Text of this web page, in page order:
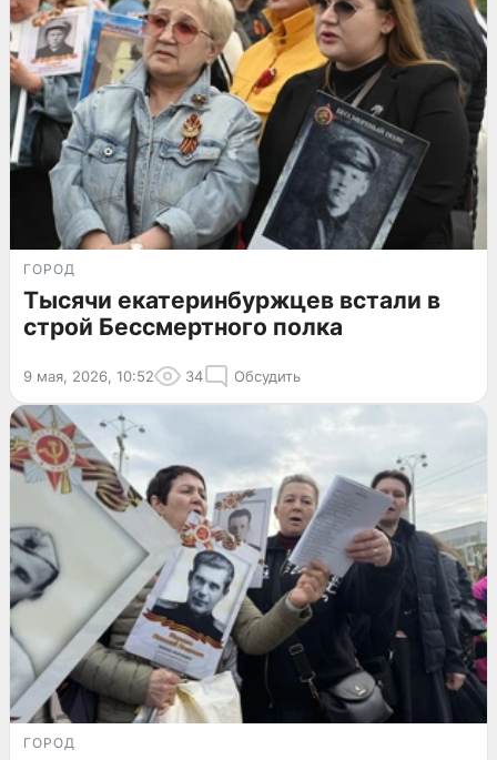
ГОРОД
Тысячи екатеринбуржцев встали в
строй Бессмертного полка
9 мая, 2026, 10:52 34 Обсудить
ГОРОД